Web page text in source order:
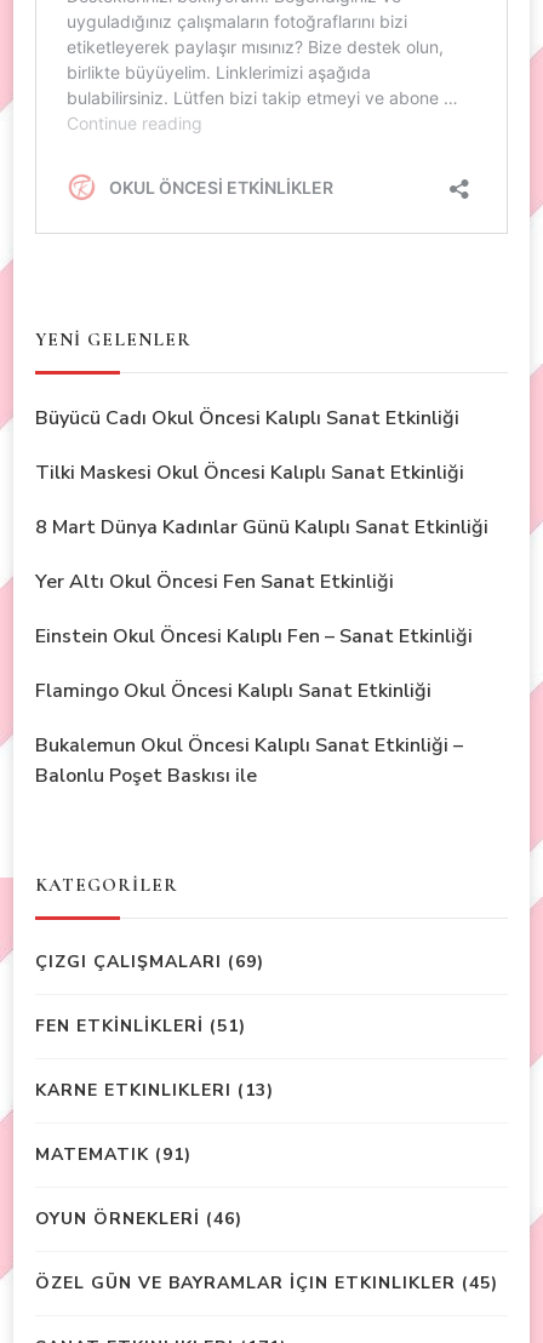
YENİ GELENLER
Büyücü Cadı Okul Öncesi Kalıplı Sanat Etkinliği
Tilki Maskesi Okul Öncesi Kalıplı Sanat Etkinliği
8 Mart Dünya Kadınlar Günü Kalıplı Sanat Etkinliği
Yer Altı Okul Öncesi Fen Sanat Etkinliği
Einstein Okul Öncesi Kalıplı Fen – Sanat Etkinliği
Flamingo Okul Öncesi Kalıplı Sanat Etkinliği
Bukalemun Okul Öncesi Kalıplı Sanat Etkinliği –
Balonlu Poşet Baskısı ile
KATEGORİLER
ÇIZGI ÇALIŞMALARI (69)
FEN ETKİNLİKLERİ (51)
KARNE ETKINLIKLERI (13)
MATEMATIK (91)
OYUN ÖRNEKLERİ (46)
ÖZEL GÜN VE BAYRAMLAR İÇIN ETKINLIKLER (45)